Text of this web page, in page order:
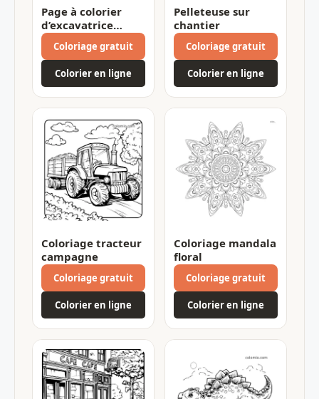
Page à colorier
d’excavatrice
joyeuse
Coloriage gratuit
Colorier en ligne
Pelleteuse sur
chantier
Coloriage gratuit
Colorier en ligne
Coloriage tracteur
campagne
Coloriage gratuit
Colorier en ligne
Coloriage mandala
floral
Coloriage gratuit
Colorier en ligne